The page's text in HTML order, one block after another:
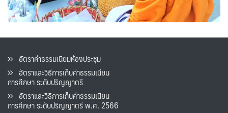
อัตราค่าธรรมเนียมห้องประชุม
อัตราและวิธีการเก็บค่าธรรมเนียน
การศึกษา ระดับปริญญาตรี
อัตราและวิธีการเก็บค่าธรรมเนียน
การศึกษา ระดับปริญญาตรี พ.ศ. 2566